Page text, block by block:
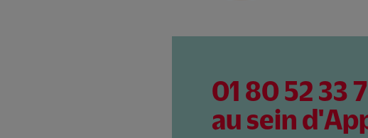
01 80 52 33
au sein